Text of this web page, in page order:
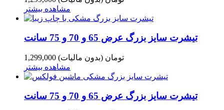
مشاهده بیشتر
تیشرت سایز بزرگ عرض 65 و 70 و 75 سانت
1,299,000 تومان (بدون مالیات)
مشاهده بیشتر
تیشرت سایز بزرگ عرض 65 و 70 و 75 سانت